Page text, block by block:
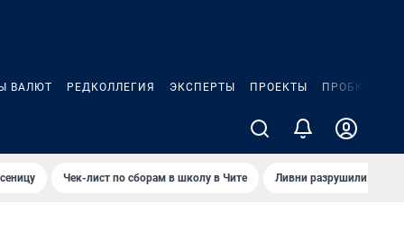
ВАЛЮТ РЕДКОЛЛЕГИЯ ЭКСПЕРТЫ ПРОЕКТЫ ПРОБКИ
Чек-лист по сборам в школу в Чите Ливни разрушили